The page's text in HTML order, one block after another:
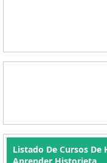
Listado De Cursos